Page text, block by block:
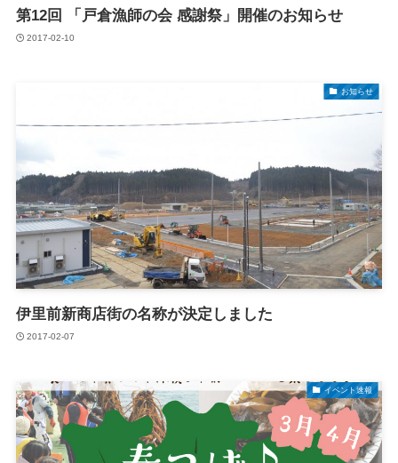
第12回 「戸倉漁師の会 感謝祭」開催のお知らせ
2017-02-10
お知らせ
伊里前新商店街の名称が決定しました
2017-02-07
イベント速報